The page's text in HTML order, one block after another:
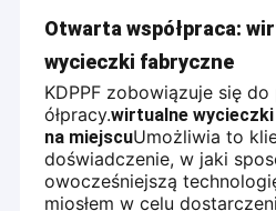
Otwarta współpraca:
wycieczki fabryczne
KDPPF zobowiązuje się
ółpracy.wirtualne
na miejscuUmożliwia to
doświadczenie, w jaki
owocześniejszą
miosłem w celu